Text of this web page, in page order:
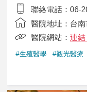
聯絡電話： 06-
醫院地址： 台
醫院網站： 連結
#生殖醫學 #觀光醫療